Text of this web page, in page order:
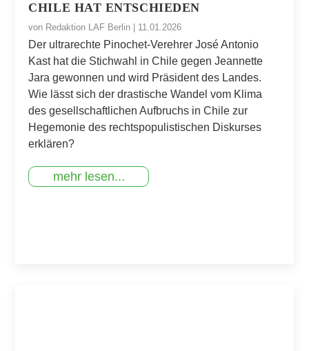
CHILE HAT ENTSCHIEDEN
von Redaktion LAF Berlin 11.01.2026
Der ultrarechte Pinochet-Verehrer José Antonio
Kast hat die Stichwahl in Chile gegen Jeannette
Jara gewonnen und wird Präsident des Landes.
Wie lässt sich der drastische Wandel vom Klima
des gesellschaftlichen Aufbruchs in Chile zur
Hegemonie des rechtspopulistischen Diskurses
erklären?
mehr lesen...